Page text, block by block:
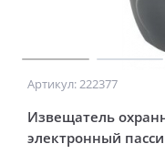
Артикул: 222377
Извещатель
электронный